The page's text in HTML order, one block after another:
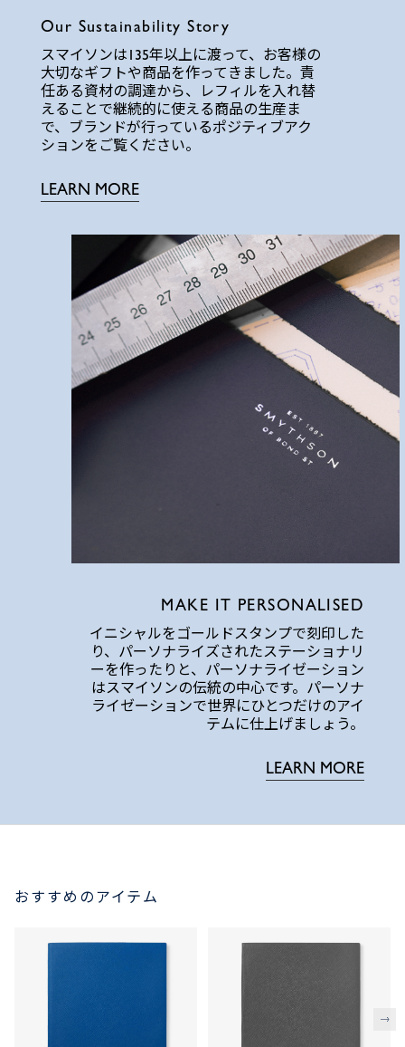
Our Sustainability Story
スマイソンは135年以上に渡って、お客様の
大切なギフトや商品を作ってきました。責
任ある資材の調達から、レフィルを入れ替
えることで継続的に使える商品の生産ま
で、ブランドが行っているポジティブアク
ションをご覧ください。
LEARN MORE
MAKE IT PERSONALISED
イニシャルをゴールドスタンプで刻印した
り、パーソナライズされたステーショナリ
ーを作ったりと、パーソナライゼーション
はスマイソンの伝統の中心です。パーソナ
ライゼーションで世界にひとつだけのアイ
テムに仕上げましょう。
LEARN MORE
おすすめのアイテム
次